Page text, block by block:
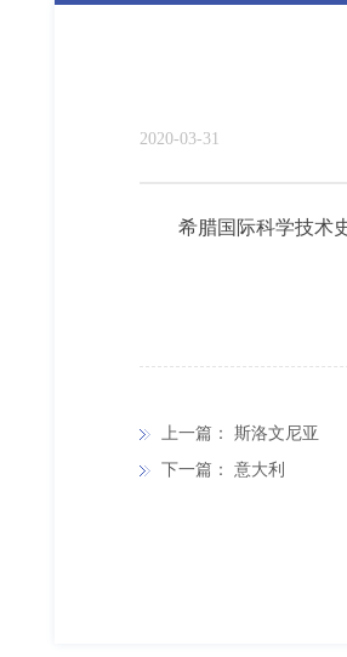
2020-03-31
希腊国际科学技术史
上一篇： 斯洛文尼亚
下一篇： 意大利